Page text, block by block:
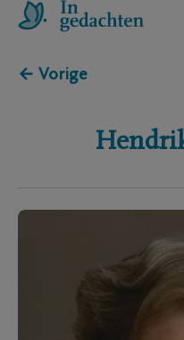
← Vorige